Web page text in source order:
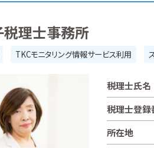
理士事務所
TKCモニタリング情報サービス利用
税理士氏名
税理士登録
所在地